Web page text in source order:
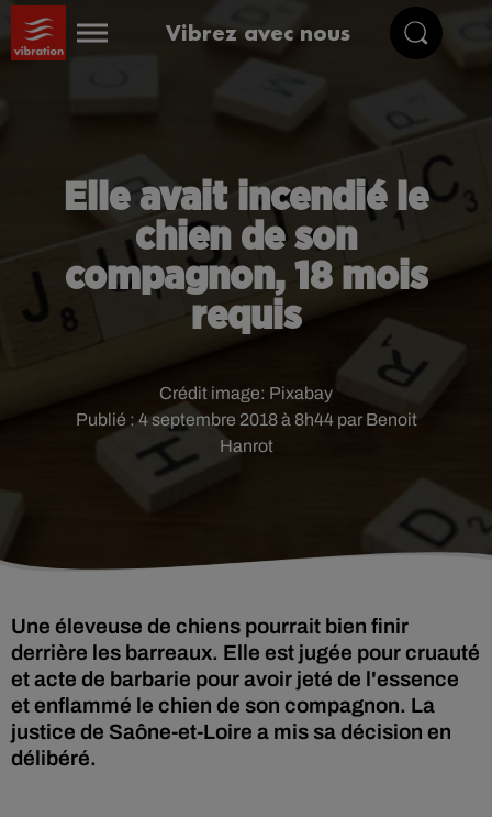
Vibrez avec nous
Elle avait incendié le
chien de son
compagnon, 18 mois
requis
Publié : 4 septembre 2018 à 8h44 par Benoit
Hanrot
Crédit image: Pixabay
Une éleveuse de chiens pourrait bien finir
derrière les barreaux. Elle est jugée pour cruauté
et acte de barbarie pour avoir jeté de l'essence
et enflammé le chien de son compagnon. La
justice de Saône-et-Loire a mis sa décision en
délibéré.